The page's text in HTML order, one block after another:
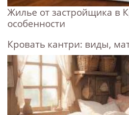
Жилье от застройщика в
особенности
Кровать кантри: виды,